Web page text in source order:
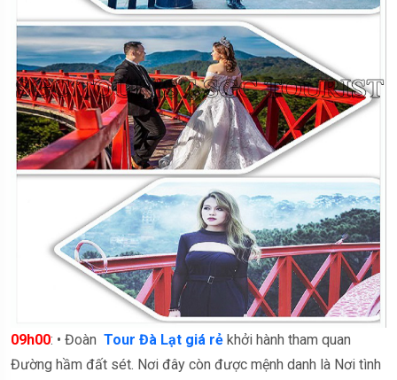
09h00: • Đoàn Tour Đà Lạt giá rẻ khởi hành tham quan
Đường hầm đất sét. Nơi đây còn được mệnh danh là Nơi tình